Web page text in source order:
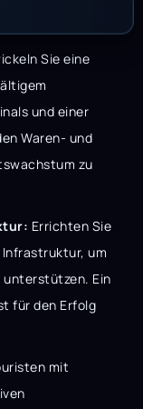
Sie eine
und einer
Waren- und
zu
Errichten Sie
um
unterstützen. Ein
für den Erfolg
mit